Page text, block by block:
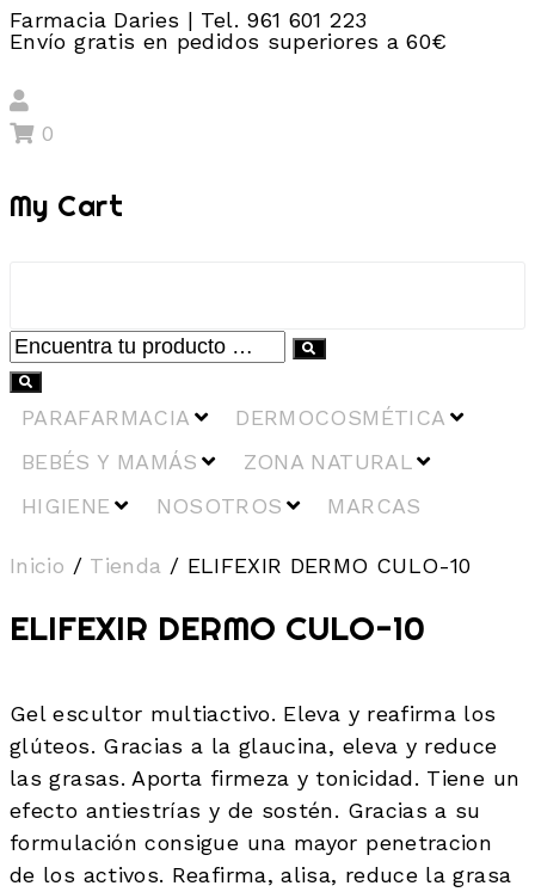
Farmacia Daries | Tel. 961 601 223
Envío gratis en pedidos superiores a 60€
0
My Cart
PARAFARMACIA
DERMOCOSMÉTICA
BEBÉS Y MAMÁS
ZONA NATURAL
HIGIENE
NOSOTROS MARCAS
Inicio / Tienda / ELIFEXIR DERMO CULO-10
ELIFEXIR DERMO CULO-10
Gel escultor multiactivo. Eleva y reafirma los
glúteos. Gracias a la glaucina, eleva y reduce
las grasas. Aporta firmeza y tonicidad. Tiene un
efecto antiestrías y de sostén. Gracias a su
formulación consigue una mayor penetracion
de los activos. Reafirma, alisa, reduce la grasa